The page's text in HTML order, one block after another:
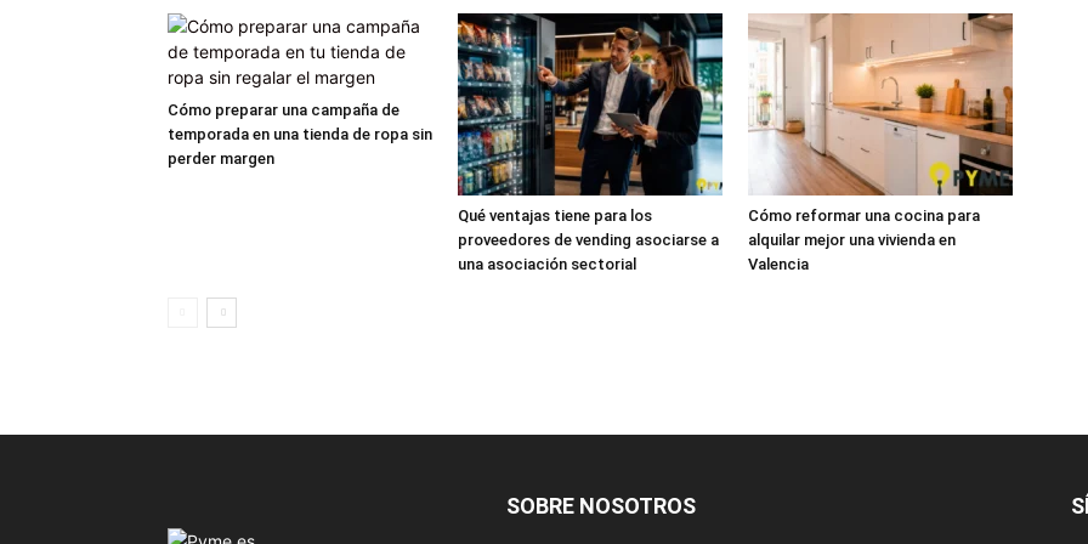
Cómo preparar una campaña de
temporada en una tienda de ropa sin
perder margen
Qué ventajas tiene para los
proveedores de vending asociarse a
una asociación sectorial
Cómo reformar una cocina para
alquilar mejor una vivienda en
Valencia
SOBRE NOSOTROS